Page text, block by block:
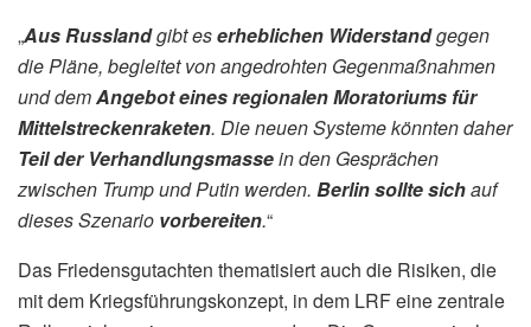
„Aus Russlandgibt eserheblichen Widerstandgegen
die Pläne, begleitet von angedrohten Gegenmaßnahmen
und demAngebot eines regionalen Moratoriums für
Mittelstreckenraketen. Die neuen Systeme könnten daher
Teil der Verhandlungsmassein den Gesprächen
zwischen Trump und Putin werden. Berlin sollte sichauf
dieses Szenario vorbereiten.“
Das Friedensgutachten thematisiert auch die Risiken, die
mit dem Kriegsführungskonzept, in dem LRF eine zentrale